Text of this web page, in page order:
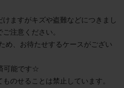
ますがキズや盗難などにつきまし
注意ください。
め、お待たせするケースがござい
可能です☆
のせることは禁止しています。